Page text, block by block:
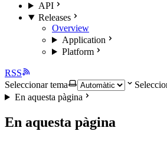
API
Releases
Overview
Application
Platform
RSS
Seleccionar tema
En aquesta pàgina
En aquesta pàgina